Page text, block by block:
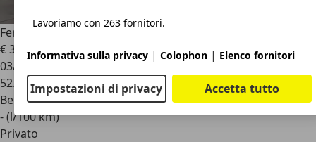
Ferrari 812
€ 300.000
03/2018
52.000 km
Benzina
- (l/100 km)
Privato
Lavoriamo con 263 fornitori.
Informativa sulla privacy | Colophon | Elenco fornitori
Impostazioni di privacy Accetta tutto